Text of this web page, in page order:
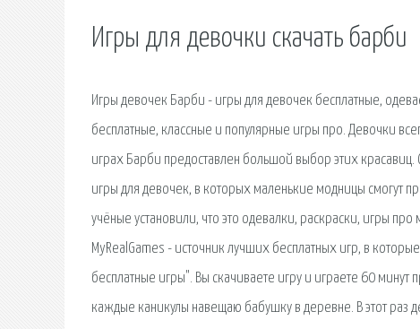
Игры для девочки скачать барби
Игры девочек Барби - игры для девочек бесплатные,
бесплатные, классные и популярные игры про. Девочки
играх Барби предоставлен большой выбор этих
игры для девочек, в которых маленькие модницы смогут
учёные установили, что это одевалки, раскраски, игры
MyRealGames - источник лучших бесплатных игр, в
бесплатные игры". Вы скачиваете игру и играете 60
каждые каникулы навещаю бабушку в деревне. В этот раз